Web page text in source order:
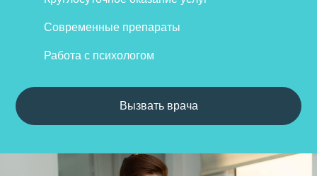
Современные препараты
Работа с психологом
Вызвать врача